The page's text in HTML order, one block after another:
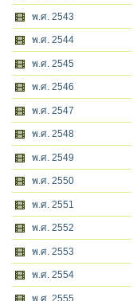
พ.ศ. 2543
พ.ศ. 2544
พ.ศ. 2545
พ.ศ. 2546
พ.ศ. 2547
พ.ศ. 2548
พ.ศ. 2549
พ.ศ. 2550
พ.ศ. 2551
พ.ศ. 2552
พ.ศ. 2553
พ.ศ. 2554
พ.ศ. 2555